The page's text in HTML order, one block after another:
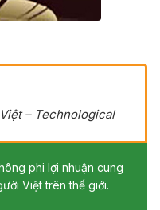
– Technological
phi lợi nhuận cung
Việt trên thế giới.